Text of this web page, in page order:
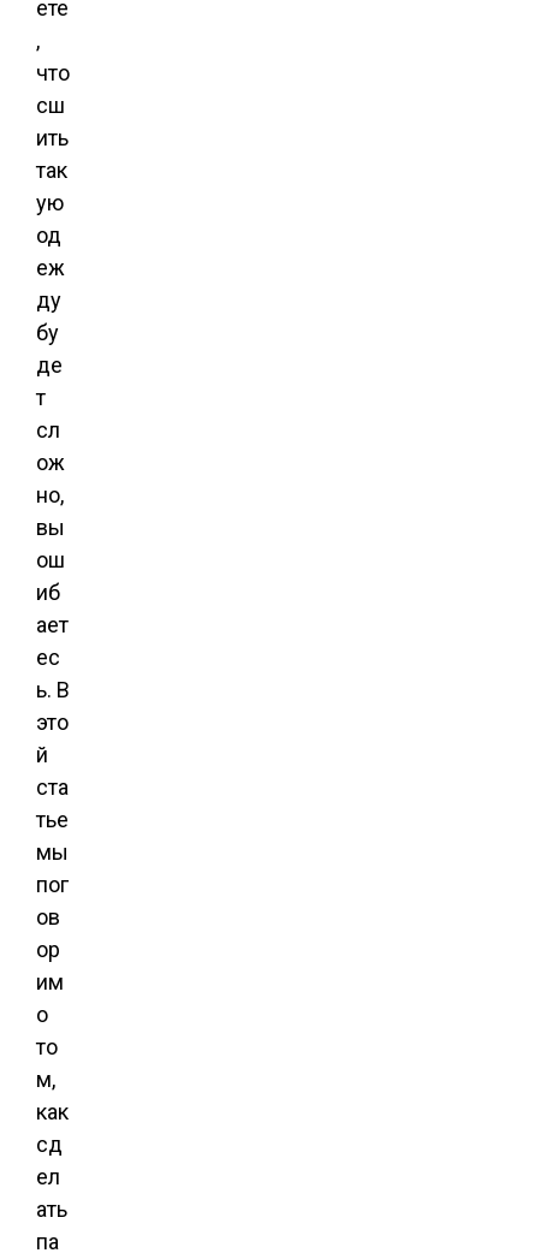
ете
,
что
сш
ить
так
ую
од
еж
ду
бу
де
т
сл
ож
но,
вы
ош
иб
ает
ес
ь. В
это
й
ста
тье
мы
пог
ов
ор
им
о
то
м,
как
сд
ел
ать
па